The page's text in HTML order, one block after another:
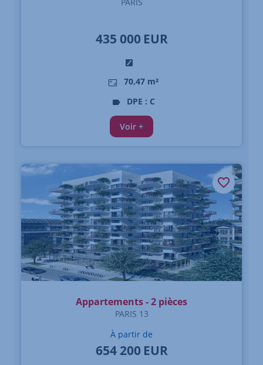
435 000 EUR
70,47 m²
DPE : C
Voir +
Appartements - 2 pièces
PARIS 13
À partir de
654 200 EUR